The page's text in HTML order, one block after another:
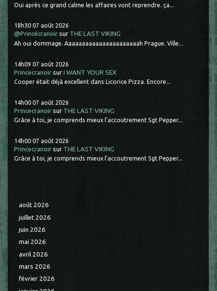
Oui après ce grand calme les affaires vont reprendre. ça...
18h30 07 août 2026
@Princécranoir sur THE LAST VIKING
Ah oui dommage. Aaaaaaaaaaaaaaaaaaaaaah Prague. Ville...
14h09 07 août 2026
Princecranoir surI WANT YOUR SEX
Cooper était déjà excellent dans Licorice Pizza. Encore...
14h00 07 août 2026
Princecranoir sur THE LAST VIKING
Grâce à toi, je comprends mieux l'accoutrement Sgt Pepper...
14h00 07 août 2026
Princecranoir sur THE LAST VIKING
Grâce à toi, je comprends mieux l'accoutrement Sgt Pepper...
août 2026
juillet 2026
juin 2026
mai 2026
avril 2026
mars 2026
février 2026